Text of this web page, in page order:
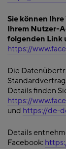
Sie können
Ihrem Nutzer-
folgenden Link
https://
Die
Details finden
https://
und https://de-
Details
Facebook: